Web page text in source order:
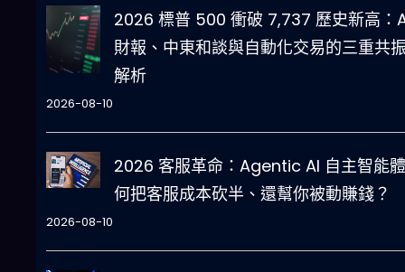
2026 標普 500 衝破 7,737 歷史新高：
財報、中東和談與自動化交易的三重共
解析
2026-08-10
2026 客服革命：Agentic AI 自主智能
何把客服成本砍半、還幫你被動賺錢？
2026-08-10